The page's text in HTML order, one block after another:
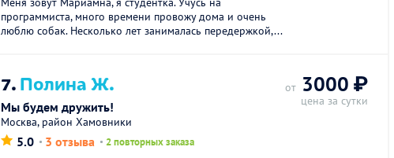
программиста, много времени провожу дома и очень
люблю собак. Несколько лет занималась передержкой,...
7.Полина Ж.
Мы будем дружить!
Москва, район Хамовники
5.0 3 отзыва 2 повторных заказа
от 3000 ₽
цена за сутки